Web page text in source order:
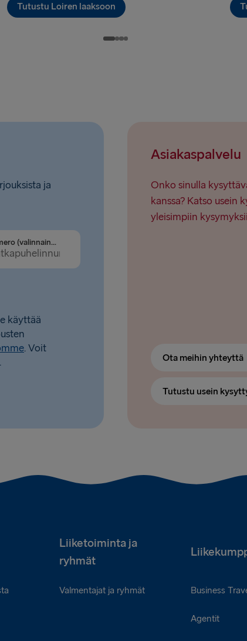
Tutustu Loiren laaksoon
ja
Puhelinnumero (valinnainen)
käyttää
. Voit
Asiakaspalvelu
Onko sinulla
kanssa? Katso usein
yleisimpiin
Ota meihin yhteyttä
Tutustu usein
Liiketoiminta ja
ryhmät
Valmentajat ja ryhmät Business
Agentit